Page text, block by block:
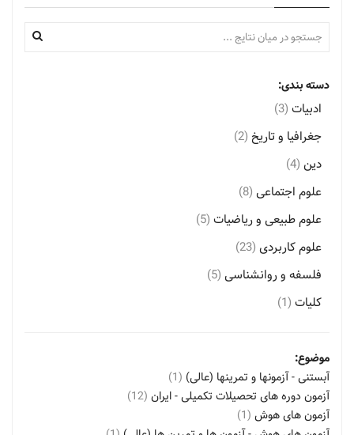
دسته بندی:
ادبیات (3)
جغرافیا و تاریخ (2)
دین (4)
علوم اجتماعی (8)
علوم طبیعی و ریاضیات (5)
علوم کاربردی (23)
فلسفه و روانشناسی (5)
کلیات (1)
موضوع:
آبستنی - آزمونها و تمرینها (عالی) (1)
آزمون دوره های تحصیلات تکمیلی - ایران (12)
آزمون های هوش (1)